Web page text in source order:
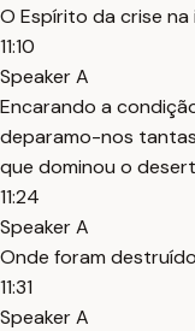
O Espírito da crise na
11:10
Speaker A
Encarando a
deparamo-nos
que dominou o
11:24
Speaker A
Onde foram
11:31
Speaker A